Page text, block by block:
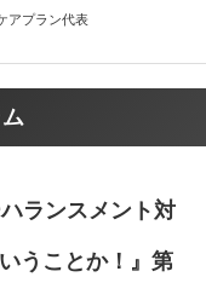
アプラン代表
ランスメント対
うことか！』第